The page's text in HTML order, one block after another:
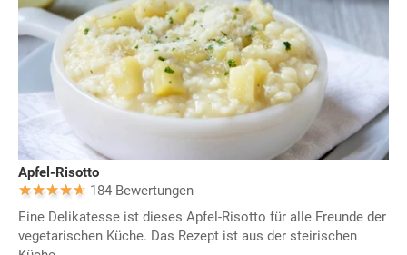
Apfel-Risotto
184 Bewertungen
Eine Delikatesse ist dieses Apfel-Risotto für alle Freunde der
vegetarischen Küche. Das Rezept ist aus der steirischen